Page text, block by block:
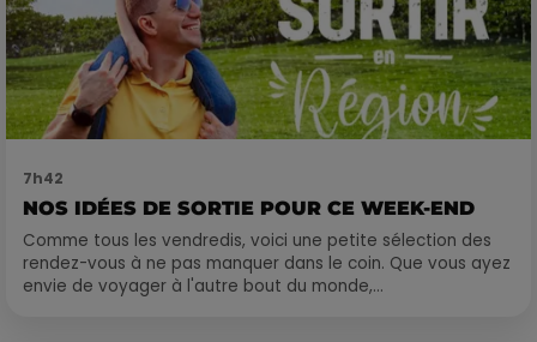
7h42
NOS IDÉES DE SORTIE POUR CE WEEK-END
Comme tous les vendredis, voici une petite sélection des
rendez-vous à ne pas manquer dans le coin. Que vous ayez
envie de voyager à l'autre bout du monde,...